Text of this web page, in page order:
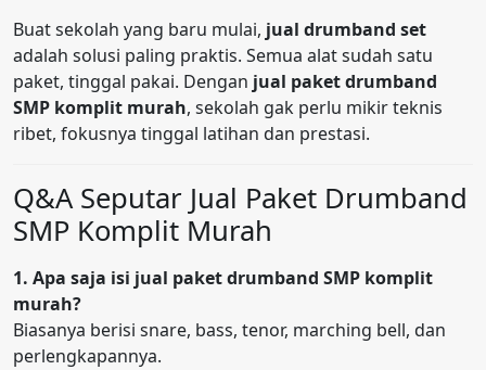
Buat sekolah yang baru mulai, jual drumband set
adalah solusi paling praktis. Semua alat sudah satu
paket, tinggal pakai. Dengan jual paket drumband
SMP komplit murah, sekolah gak perlu mikir teknis
ribet, fokusnya tinggal latihan dan prestasi.
Q&A Seputar Jual Paket Drumband
SMP Komplit Murah
1. Apa saja isi jual paket drumband SMP komplit
murah?
Biasanya berisi snare, bass, tenor, marching bell, dan
perlengkapannya.